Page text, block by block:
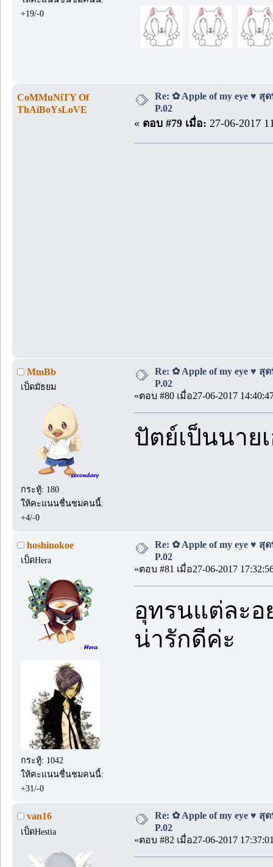
+19/-0
CoMMuNiTY Of
ThAiBoYsLoVE
Re: ✿ Apple of my eye ♥
P.02
« ตอบ #79 เมื่อ: 27-06-2017
MmBb
เป็ดมัธยม
กระทู้: 180
ให้คะแนนชื่นชมคนนี้:
+4/-0
Re: ✿ Apple of my eye ♥
P.02
«ตอบ #80 เมื่อ27-06-2017
ปัตย์เป็นนาย
hoshinokoe
เป็ดHera
กระทู้: 1042
ให้คะแนนชื่นชมคนนี้:
+31/-0
Re: ✿ Apple of my eye ♥
P.02
«ตอบ #81 เมื่อ27-06-2017
อุทรนแต่ละอ
น่ารักดีค่ะ
van16
เป็ดHestia
Re: ✿ Apple of my eye ♥
P.02
«ตอบ #82 เมื่อ27-06-2017